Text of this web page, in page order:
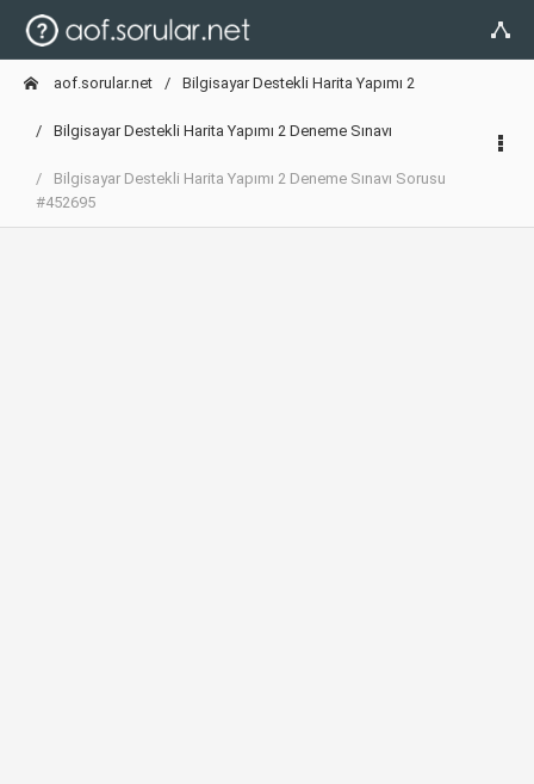
aof.sorular.net Bilgisayar Destekli Harita Yapımı 2
Bilgisayar Destekli Harita Yapımı 2 Deneme Sınavı
Bilgisayar Destekli Harita Yapımı 2 Deneme Sınavı Sorusu
#452695